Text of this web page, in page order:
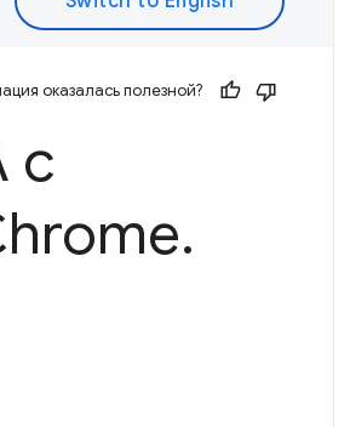
оказалась полезной?
с
.